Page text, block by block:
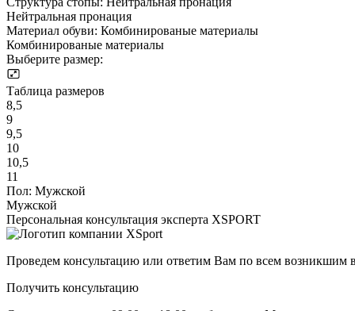
Нейтральная пронация
Материал обуви: Комбинированые материалы
Комбинированые материалы
Выберите размер:
Таблица размеров
8,5
9
9,5
10
10,5
11
Пол: Мужской
Мужской
Персональная консультация эксперта XSPORT
Проведем консультацию или ответим Вам по всем возникшим
Получить консультацию